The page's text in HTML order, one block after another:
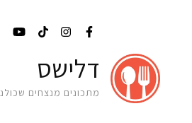
דלישס
מתכונים מנצחים